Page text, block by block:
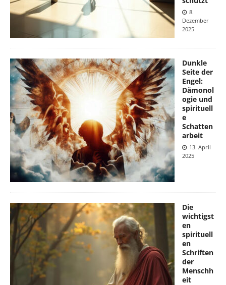
8.
Dezember
2025
Dunkle
Seite der
Engel:
Dämonol
ogie und
spirituell
e
Schatten
arbeit
13. April
2025
Die
wichtigst
en
spirituell
en
Schriften
der
Menschh
eit